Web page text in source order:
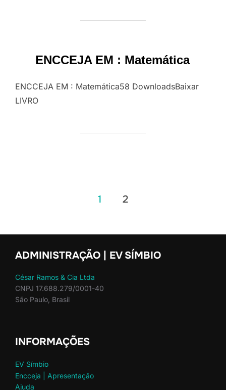
ENCCEJA EM : Matemática
ENCCEJA EM : Matemática58 DownloadsBaixar
LIVRO
posts
1 2
ADMINISTRAÇÃO | EV SÍMBIO
César Ramos & Cia Ltda
CNPJ 17.688.279/0001-40
São Paulo, Brasil
INFORMAÇÕES
EV Símbio
Encceja | Apresentação
Ajuda